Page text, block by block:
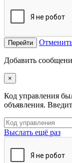
Перейти
Добавить
×
Код управления
объявления.
Выслать ещё раз